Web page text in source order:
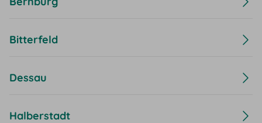
Bitterfeld
Dessau
Halberstadt